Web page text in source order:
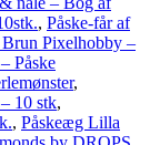
, Påske-får af
Brun Pixelhobby –
Påske
,
10 stk,
, Påskeæg Lilla